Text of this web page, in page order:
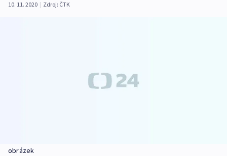
10. 11. 2020 | Zdroj: ČTK
obrázek